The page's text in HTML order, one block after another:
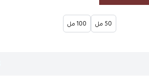
50 مل 100 مل